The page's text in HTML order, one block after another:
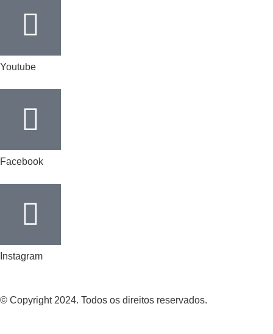
Youtube
Facebook
Instagram
© Copyright 2024. Todos os direitos reservados.